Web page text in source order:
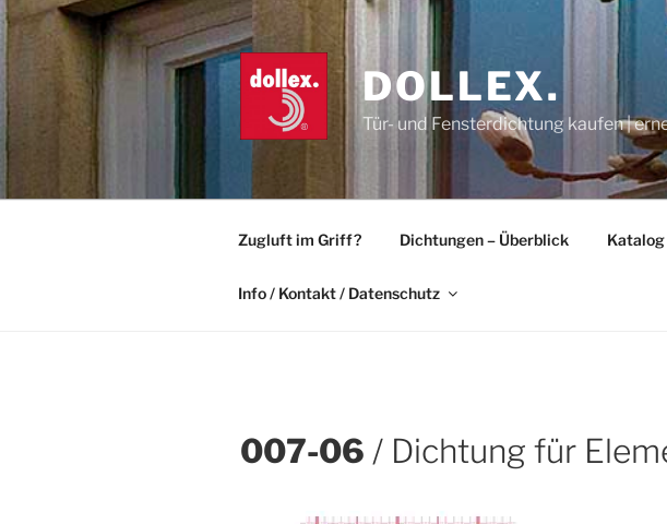
Zum
Inhalt
springen
DOLLEX.
Tür- und Fensterdichtung kaufen |
Zugluft im Griff? Dichtungen – Überblick Katalog
Info / Kontakt / Datenschutz
007-06 / Dichtung für